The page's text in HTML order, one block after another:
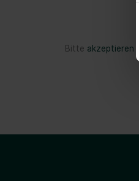
Bitte akzeptieren